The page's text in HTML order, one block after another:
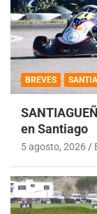
BREVES
en Santiago
5 agosto, 2026